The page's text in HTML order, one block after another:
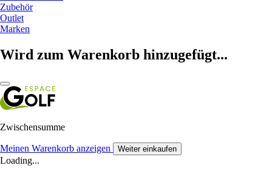
Zubehör
Outlet
Marken
Wird zum Warenkorb hinzugefügt...
Zwischensumme
Meinen Warenkorb anzeigen Weiter einkaufen
Loading...